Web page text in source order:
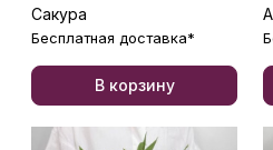
Сакура
Бесплатная доставка*
В корзину